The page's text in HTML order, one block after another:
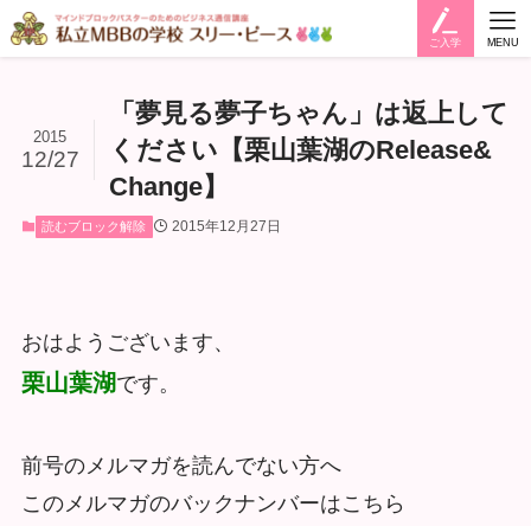
ご入学 MENU
「夢見る夢子ちゃん」は返上して
ください【栗山葉湖のRelease&
Change】
2015
12/27
読むブロック解除 2015年12月27日
おはようございます、
栗山葉湖です。
前号のメルマガを読んでない方へ
このメルマガのバックナンバーはこちら